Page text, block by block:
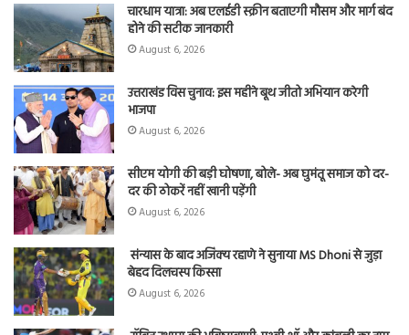
चारधाम यात्रा: अब एलईडी स्क्रीन बताएगी मौसम और मार्ग बंद
होने की सटीक जानकारी
August 6, 2026
उत्तराखंड विस चुनाव: इस महीने बूथ जीतो अभियान करेगी
भाजपा
August 6, 2026
सीएम योगी की बड़ी घोषणा, बोले- अब घुमंतू समाज को दर-
दर की ठोकरें नहीं खानी पड़ेंगी
August 6, 2026
संन्यास के बाद अजिंक्‍य रहाणे ने सुनाया MS Dhoni से जुड़ा
बेहद दिलचस्प किस्सा
August 6, 2026